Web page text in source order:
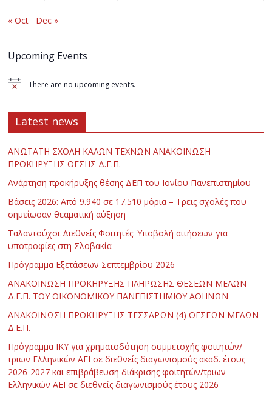
« Oct Dec »
Upcoming Events
There are no upcoming events.
Latest news
ΑΝΩΤΑΤΗ ΣΧΟΛΗ ΚΑΛΩΝ ΤΕΧΝΩΝ ΑΝΑΚΟΙΝΩΣΗ
ΠΡΟΚΗΡΥΞΗΣ ΘΕΣΗΣ Δ.Ε.Π.
Ανάρτηση προκήρυξης θέσης ΔΕΠ του Ιονίου Πανεπιστημίου
Βάσεις 2026: Από 9.940 σε 17.510 μόρια – Τρεις σχολές που
σημείωσαν θεαματική αύξηση
Ταλαντούχοι Διεθνείς Φοιτητές: Υποβολή αιτήσεων για
υποτροφίες στη Σλοβακία
Πρόγραμμα Εξετάσεων Σεπτεμβρίου 2026
ΑΝΑΚΟΙΝΩΣΗ ΠΡΟΚΗΡΥΞΗΣ ΠΛΗΡΩΣΗΣ ΘΕΣΕΩΝ ΜΕΛΩΝ
Δ.Ε.Π. ΤΟΥ ΟΙΚΟΝΟΜΙΚΟΥ ΠΑΝΕΠΙΣΤΗΜΙΟΥ ΑΘΗΝΩΝ
ΑΝΑΚΟΙΝΩΣΗ ΠΡΟΚΗΡΥΞΗΣ ΤΕΣΣΑΡΩΝ (4) ΘΕΣΕΩΝ ΜΕΛΩΝ
Δ.Ε.Π.
Πρόγραμμα ΙΚΥ για χρηματοδότηση συμμετοχής φοιτητών/
τριων Ελληνικών ΑΕΙ σε διεθνείς διαγωνισμούς ακαδ. έτους
2026-2027 και επιβράβευση διάκρισης φοιτητών/τριων
Ελληνικών ΑΕΙ σε διεθνείς διαγωνισμούς έτους 2026